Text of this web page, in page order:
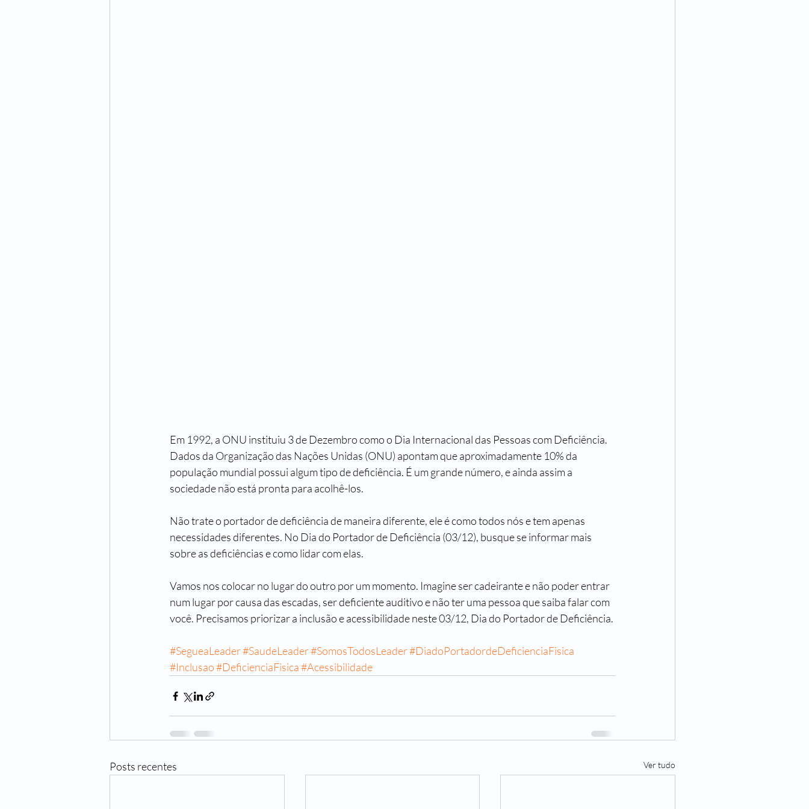
Em 1992, a ONU instituiu 3 de Dezembro como o Dia Internacional das Pessoas com Deficiência.
Dados da Organização das Nações Unidas (ONU) apontam que aproximadamente 10% da
população mundial possui algum tipo de deficiência. É um grande número, e ainda assim a
sociedade não está pronta para acolhê-los.
Não trate o portador de deficiência de maneira diferente, ele é como todos nós e tem apenas
necessidades diferentes. No Dia do Portador de Deficiência (03/12), busque se informar mais
sobre as deficiências e como lidar com elas.
Vamos nos colocar no lugar do outro por um momento. Imagine ser cadeirante e não poder entrar
num lugar por causa das escadas, ser deficiente auditivo e não ter uma pessoa que saiba falar com
você. Precisamos priorizar a inclusão e acessibilidade neste 03/12, Dia do Portador de Deficiência.
#SegueaLeader#SaudeLeader#SomosTodosLeader#DiadoPortadordeDeficienciaFisica
#Inclusao#DeficienciaFisica#Acessibilidade
Posts recentes Ver tudo